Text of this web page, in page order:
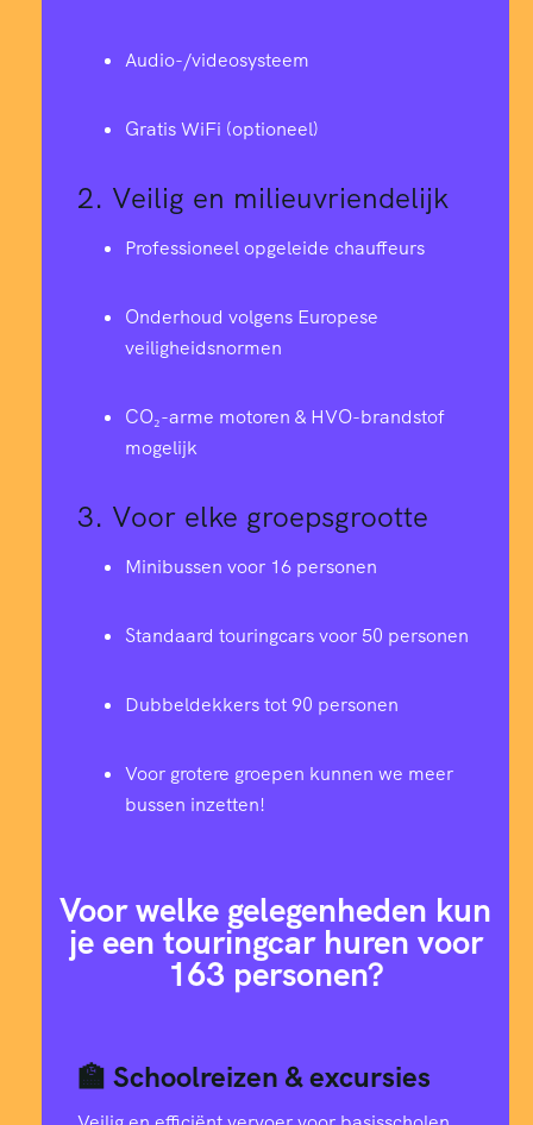
Audio-/videosysteem
Gratis WiFi (optioneel)
2. Veilig en milieuvriendelijk
Professioneel opgeleide chauffeurs
Onderhoud volgens Europese
veiligheidsnormen
CO₂-arme motoren & HVO-brandstof
mogelijk
3. Voor elke groepsgrootte
Minibussen voor 16 personen
Standaard touringcars voor 50 personen
Dubbeldekkers tot 90 personen
Voor grotere groepen kunnen we meer
bussen inzetten!
Voor welke gelegenheden kun
je een touringcar huren voor
163 personen?
🏫 Schoolreizen & excursies